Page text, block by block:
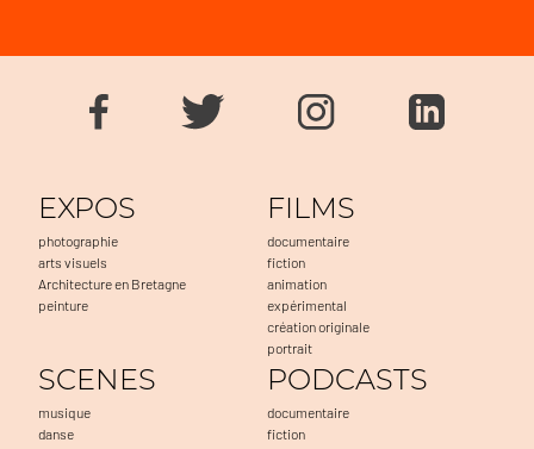
EXPOS
photographie
arts visuels
Architecture en Bretagne
peinture
FILMS
documentaire
fiction
animation
expérimental
création originale
portrait
SCENES
musique
danse
PODCASTS
documentaire
fiction